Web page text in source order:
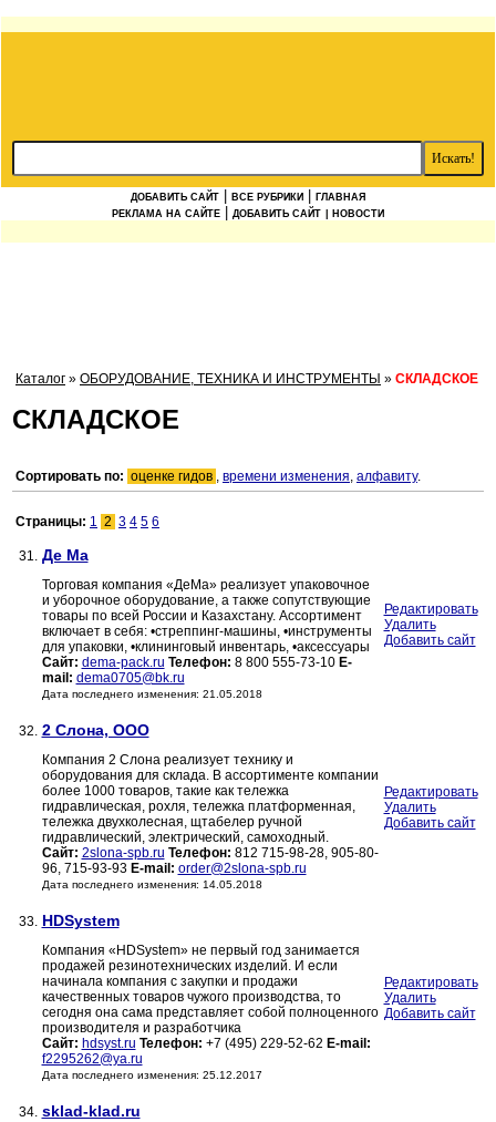
ДОБАВИТЬ САЙТ ВСЕ РУБРИКИ
ГЛАВНАЯ
РЕКЛАМА НА САЙТЕ
ДОБАВИТЬ САЙТ | НОВОСТИ
Каталог » ОБОРУДОВАНИЕ, ТЕХНИКА И ИНСТРУМЕНТЫ » СКЛАДСКОЕ
СКЛАДСКОЕ
Сортировать по: оценке гидов , времени изменения, алфавиту.
Страницы: 1 2 3 4 5 6
31. Де Ма
Торговая компания «ДеМа» реализует упаковочное
и уборочное оборудование, а также сопутствующие
товары по всей России и Казахстану. Ассортимент
включает в себя: •стреппинг-машины, •инструменты
для упаковки, •клининговый инвентарь, •аксессуары
Сайт: dema-pack.ru Телефон: 8 800 555-73-10 E-
mail: dema0705@bk.ru
Дата последнего изменения: 21.05.2018
Редактировать
Удалить
Добавить сайт
32. 2 Слона, ООО
Компания 2 Слона реализует технику и
оборудования для склада. В ассортименте компании
более 1000 товаров, такие как тележка
гидравлическая, рохля, тележка платформенная,
тележка двухколесная, щтабелер ручной
гидравлический, электрический, самоходный.
Сайт: 2slona-spb.ru Телефон: 812 715-98-28, 905-80-
96, 715-93-93 E-mail: order@2slona-spb.ru
Дата последнего изменения: 14.05.2018
Редактировать
Удалить
Добавить сайт
33. HDSystem
Компания «HDSystem» не первый год занимается
продажей резинотехнических изделий. И если
начинала компания с закупки и продажи
качественных товаров чужого производства, то
сегодня она сама представляет собой полноценного
производителя и разработчика
Сайт: hdsyst.ru Телефон: +7 (495) 229-52-62 E-mail:
f2295262@ya.ru
Дата последнего изменения: 25.12.2017
Редактировать
Удалить
Добавить сайт
34. sklad-klad.ru